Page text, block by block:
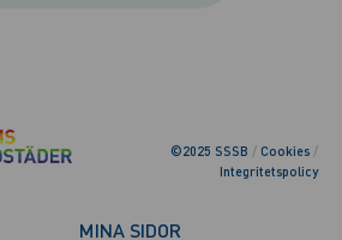
©2025 SSSB / Cookies /
Integritetspolicy
MINA SIDOR